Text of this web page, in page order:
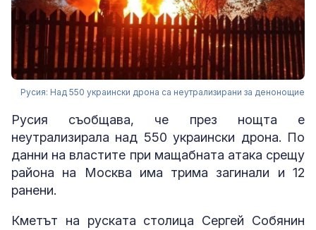
Русия: Над 550 украински дрона са неутрализирани за денонощие
Русия съобщава, че през нощта е
неутрализирала над 550 украински дрона. По
данни на властите при мащабната атака срещу
района на Москва има трима загинали и 12
ранени.
Кметът на руската столица Сергей Собянин